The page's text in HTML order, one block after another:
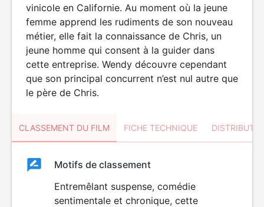
vinicole en Californie. Au moment où la jeune
femme apprend les rudiments de son nouveau
métier, elle fait la connaissance de Chris, un
jeune homme qui consent à la guider dans
cette entreprise. Wendy découvre cependant
que son principal concurrent n’est nul autre que
le père de Chris.
CLASSEMENT DU FILM FICHE TECHNIQUE
ClassementClassement
Motifs de classement
Entremêlant suspense, comédie
sentimentale et chronique, cette